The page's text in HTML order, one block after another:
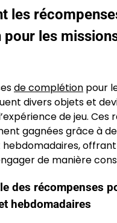
les
les
de complétion pour
divers objets et
de jeu. Ces
gagnées grâce à
offrant
de manière
des récompenses
hebdomadaires